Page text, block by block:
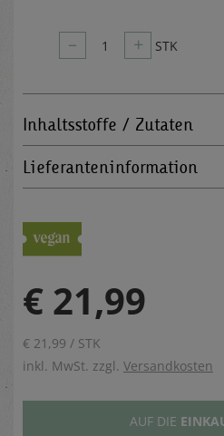
– 1 + STK
Inhaltsstoffe / Zutaten
Lieferanteninformation
€ 21,99
€ 21,99 / STK
inkl. MwSt. zzgl. Versandkosten
AUF DIE